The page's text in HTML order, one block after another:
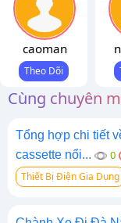
caoman
Cùng chuyên
Tổng hợp chi tiết
cassette nổi...
0
Thiết Bị Điện Gia Dụng